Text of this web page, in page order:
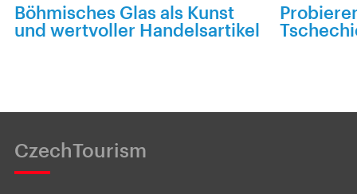
Böhmisches Glas als Kunst
und wertvoller Handelsartikel
CzechTourism